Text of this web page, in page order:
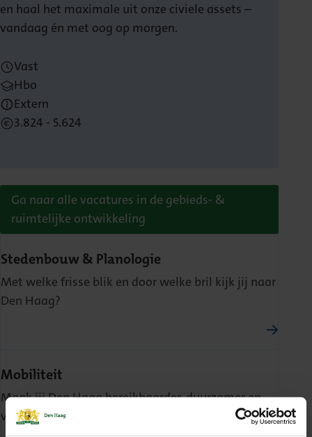
en haal het maximale uit onze civiele assets –
vandaag én met oog op morgen.
Vast
Hbo
Extern
3.824 - 5.624
Ga naar alle vacatures in de gebieds- &
ruimtelijke ontwikkeling
Stedenbouw & Planologie
Met welke frisse blik en door welke bril kijk jij naar
Den Haag?
Mobiliteit
Maak jij Den Haag bereikbaarder, duurzamer en
verkeersveilig?